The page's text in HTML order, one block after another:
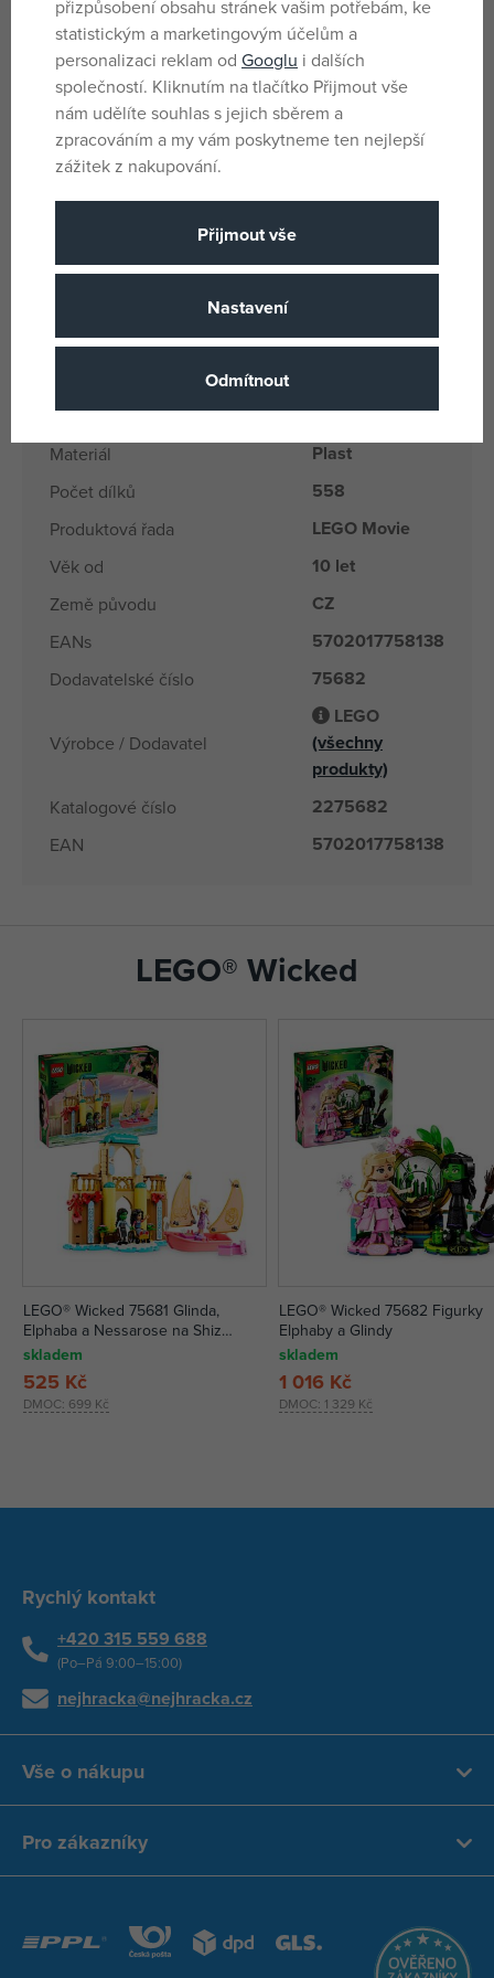
Užijte si ještě více kouzelné zábavy s dalšími
stavebnicemi LEGO® Wicked (prodávají se samostatně)
Stavebnice LEGO® Wicked připomínají dobrodružství
Elphaby a Glindy v zemi Oz
Sestavitelná figurka Elphaby měří přes 13 cm na výšku
Pohlaví Pro holky i kluky
Baterie Ne
Baterie součást balení
Licence LEGO® Wicked
Materiál Plast
Počet dílků 558
Produktová řada LEGO Movie
Věk od 10 let
Země původu CZ
EANs 5702017758138
Dodavatelské číslo 75682
Výrobce / Dodavatel
LEGO
(všechny
produkty)
Katalogové číslo 2275682
EAN 5702017758138
LEGO® Wicked
LEGO® Wicked 75681 Glinda,
Elphaba a Nessarose na Shiz
univerzitě
skladem
DMOC: 699 Kč
525 Kč
LEGO® Wicked 75682 Figurky
Elphaby a Glindy
skladem
DMOC: 1 329 Kč
1 016 Kč
Rychlý kontakt
+420 315 559 688
(Po–Pá 9:00–15:00)
nejhracka@nejhracka.cz
Vše o nákupu
Pro zákazníky
přizpůsobení obsahu stránek vašim potřebám, ke
statistickým a marketingovým účelům a
personalizaci reklam od Googlu i dalších
společností. Kliknutím na tlačítko Přijmout vše
nám udělíte souhlas s jejich sběrem a
zpracováním a my vám poskytneme ten nejlepší
zážitek z nakupování.
Přijmout vše
Nastavení
Odmítnout